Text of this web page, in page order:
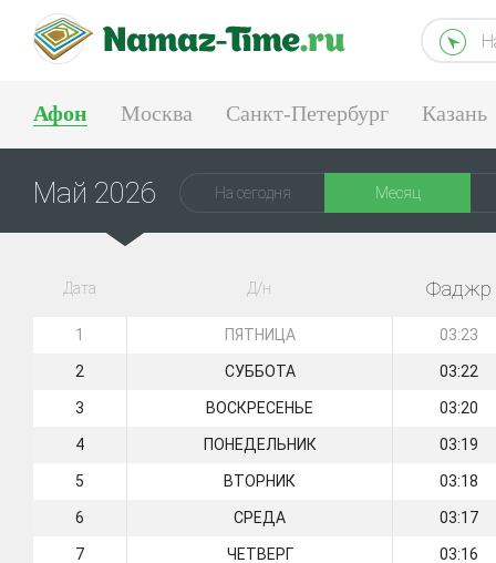
Афон Москва Санкт-Петербург Казань
Май 2026 На сегодня Месяц
Дата Д/н Фаджр
1 ПЯТНИЦА 03:23
2 СУББОТА 03:22
3 ВОСКРЕСЕНЬЕ 03:20
4 ПОНЕДЕЛЬНИК 03:19
5 ВТОРНИК 03:18
6 СРЕДА 03:17
7 ЧЕТВЕРГ 03:16